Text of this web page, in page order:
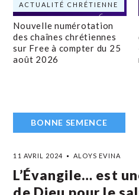
ACTUALITÉ CHRÉTIENNE
Nouvelle numérotation
des chaînes chrétiennes
sur Free à compter du 25
août 2026
BONNE SEMENCE
11 AVRIL 2024 ALOYS EVINA
L’Évangile… est